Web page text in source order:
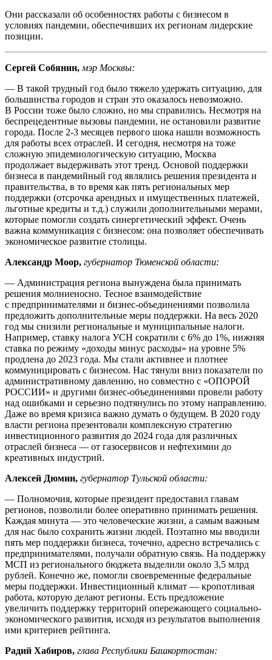
Они рассказали об особенностях работы с бизнесом в
условиях пандемии, обеспечивших их регионам лидерские
позиции.
Сергей Собянин, мэр Москвы:
— В такой трудный год было тяжело удержать ситуацию, для
большинства городов и стран это оказалось невозможно.
В России тоже было сложно, но мы справились. Несмотря на
беспрецедентные вызовы пандемии, не остановили развитие
города. После 2-3 месяцев первого шока нашли возможность
для работы всех отраслей. И сегодня, несмотря на тоже
сложную эпидемиологическую ситуацию, Москва
продолжает выдерживать этот тренд. Основой поддержки
бизнеса в пандемийный год являлись решения президента и
правительства, в то время как пять региональных мер
поддержки (отсрочка арендных и имущественных платежей,
льготные кредиты и т.д.) служили дополнительными мерами,
которые помогли создать синергетический эффект. Очень
важна коммуникация с бизнесом: она позволяет обеспечивать
экономическое развитие столицы.
Александр Моор, губернатор Тюменской области:
— Администрация региона вынуждена была принимать
решения молниеносно. Тесное взаимодействие
с предпринимателями и бизнес-объединениями позволила
предложить дополнительные меры поддержки. На весь 2020
год мы снизили региональные и муниципальные налоги.
Например, ставку налога УСН сократили с 6% до 1%, нижняя
ставка по режиму «доходы минус расходы» на уровне 5%
продлена до 2023 года. Мы стали активнее и плотнее
коммуницировать с бизнесом. Нас тянули вниз показатели по
административному давлению, но совместно с «ОПОРОЙ
РОССИИ» и другими бизнес-объединениями провели работу
над ошибками и серьезно подтянулись по этому направлению.
Даже во время кризиса важно думать о будущем. В 2020 году
власти региона презентовали комплексную стратегию
инвестиционного развития до 2024 года для различных
отраслей бизнеса — от газосервисов и нефтехимии до
креативных индустрий.
Алексей Дюмин, губернатор Тульской области:
— Полномочия, которые президент предоставил главам
регионов, позволили более оперативно принимать решения.
Каждая минута — это человеческие жизни, а самым важным
для нас было сохранить жизни людей. Поэтапно мы вводили
пять мер поддержки бизнеса, точечно, адресно встречались с
предпринимателями, получали обратную связь. На поддержку
МСП из регионального бюджета выделили около 3,5 млрд
рублей. Конечно же, помогли своевременные федеральные
меры поддержки. Инвестиционный климат — кропотливая
работа, которую делают регионы. Есть предложение
увеличить поддержку территорий опережающего социально-
экономического развития, исходя из результатов выполнения
ими критериев рейтинга.
Радий Хабиров, глава Республики Башкортостан: